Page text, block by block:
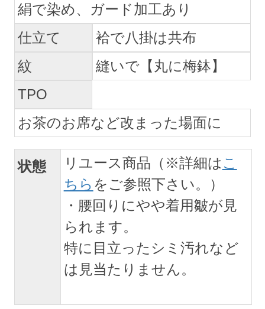
絹で染め、ガード加工あり
仕立て
袷で八掛は共布
紋
縫いで【丸に梅鉢】
TPO
お茶のお席など改まった場面に
状態 リユース商品（※詳細は こ
ちら をご参照下さい。）
・腰回りにやや着用皺が見
られます。
特に目立ったシミ汚れなど
は見当たりません。